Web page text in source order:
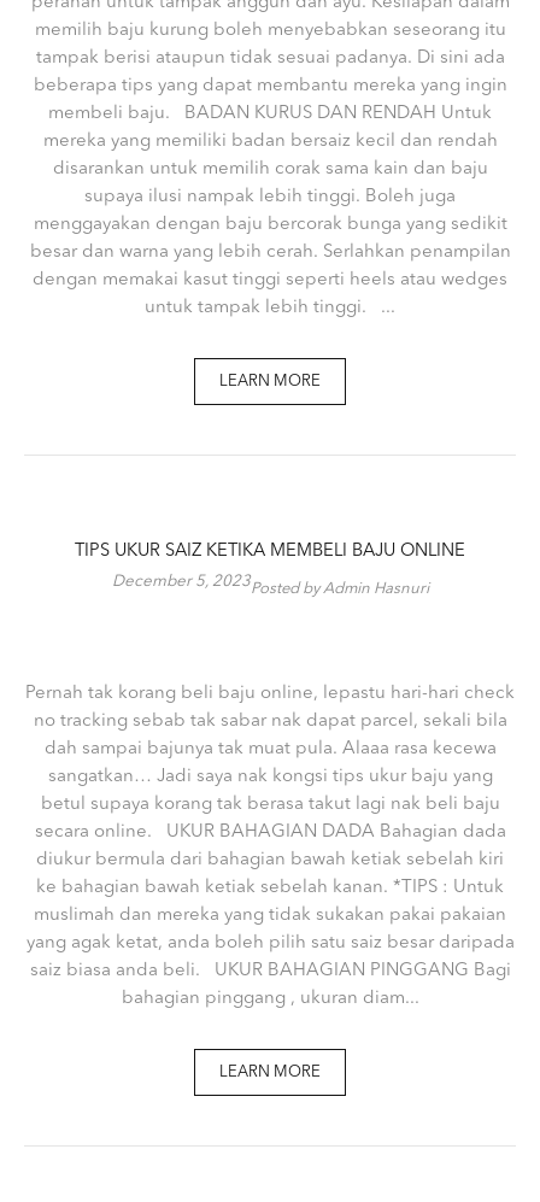
memilih baju kurung boleh menyebabkan seseorang itu
tampak berisi ataupun tidak sesuai padanya. Di sini ada
beberapa tips yang dapat membantu mereka yang ingin
membeli baju. BADAN KURUS DAN RENDAH Untuk
mereka yang memiliki badan bersaiz kecil dan rendah
disarankan untuk memilih corak sama kain dan baju
supaya ilusi nampak lebih tinggi. Boleh juga
menggayakan dengan baju bercorak bunga yang sedikit
besar dan warna yang lebih cerah. Serlahkan penampilan
dengan memakai kasut tinggi seperti heels atau wedges
untuk tampak lebih tinggi. ...
LEARN MORE
TIPS UKUR SAIZ KETIKA MEMBELI BAJU ONLINE
December 5, 2023Posted by Admin Hasnuri
Pernah tak korang beli baju online, lepastu hari-hari check
no tracking sebab tak sabar nak dapat parcel, sekali bila
dah sampai bajunya tak muat pula. Alaaa rasa kecewa
sangatkan… Jadi saya nak kongsi tips ukur baju yang
betul supaya korang tak berasa takut lagi nak beli baju
secara online. UKUR BAHAGIAN DADA Bahagian dada
diukur bermula dari bahagian bawah ketiak sebelah kiri
ke bahagian bawah ketiak sebelah kanan. *TIPS : Untuk
muslimah dan mereka yang tidak sukakan pakai pakaian
yang agak ketat, anda boleh pilih satu saiz besar daripada
saiz biasa anda beli. UKUR BAHAGIAN PINGGANG Bagi
bahagian pinggang , ukuran diam...
LEARN MORE